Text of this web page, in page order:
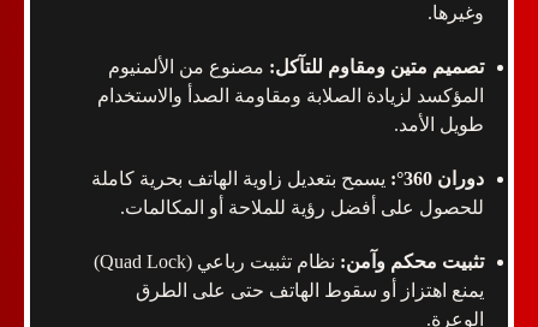
وغيرها.
تصميم متين ومقاوم للتآكل: مصنوع من الألمنيوم
المؤكسد لزيادة الصلابة ومقاومة الصدأ والاستخدام
طويل الأمد.
دوران 360°:
يسمح بتعديل زاوية الهاتف بحرية كاملة
للحصول على أفضل رؤية للملاحة أو المكالمات.
تثبيت محكم وآمن:
نظام تثبيت رباعي (Quad Lock)
يمنع اهتزاز أو سقوط الهاتف حتى على الطرق
الوعرة.